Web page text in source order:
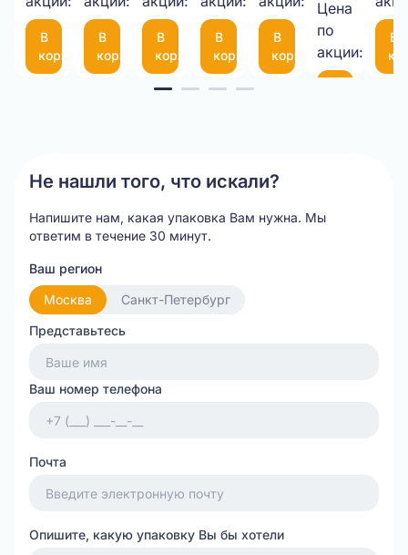
В
корзину
В
корзину
75
(300*200мм)
В
корзину
В
корзину
В
корзину
Цена
по
акции:
В
Не нашли того, что искали?
Напишите нам, какая упаковка Вам нужна. Мы
ответим в течение 30 минут.
Ваш регион
Москва
Санкт-Петербург
Представьтесь
Ваш номер телефона
Почта
Опишите, какую упаковку Вы бы хотели